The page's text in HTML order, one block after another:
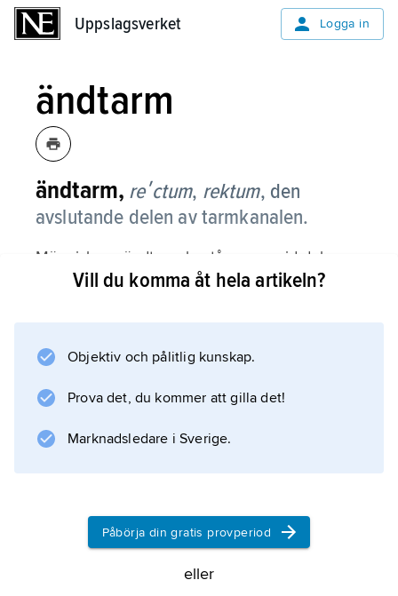
Uppslagsverket Logga in
ändtarm
ändtarm, reʹctum, rektum, den
avslutande delen av tarmkanalen.
Människans ändtarm består av en vid del,
ampulla recti
slemhinneveck innehållande vener.
slutmuskel som aktiveras reflexmässigt och en
viljans inflytande. Ändtarmen mynnar på
Information om artikeln
Vill du komma åt hela artikeln?
Objektiv och pålitlig kunskap.
Prova det, du kommer att gilla det!
Marknadsledare i Sverige.
Påbörja din gratis provperiod
eller